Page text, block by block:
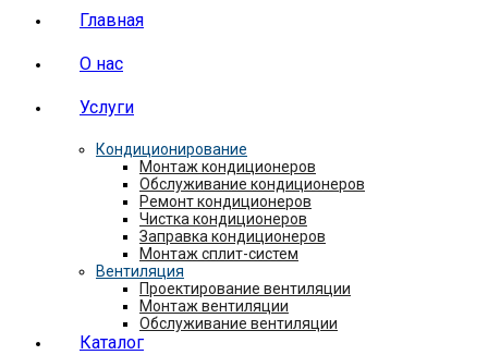
Главная
О нас
Услуги
Кондиционирование
Монтаж кондиционеров
Обслуживание кондиционеров
Ремонт кондиционеров
Чистка кондиционеров
Заправка кондиционеров
Монтаж сплит-систем
Вентиляция
Проектирование вентиляции
Монтаж вентиляции
Обслуживание вентиляции
Каталог